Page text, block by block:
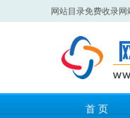
网站目录免费收录网
首 页